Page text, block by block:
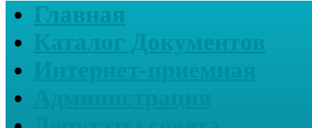
Главная
Каталог Документов